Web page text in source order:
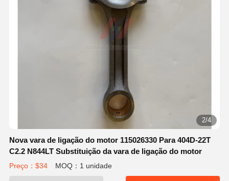
2/4
Nova vara de ligação do motor 115026330 Para 404D-22T
C2.2 N844LT Substituição da vara de ligação do motor
Preço：$34 MOQ：1 unidade